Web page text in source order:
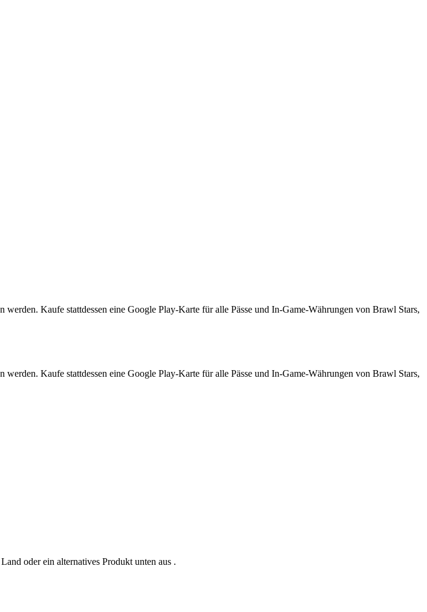
werden. Kaufe stattdessen eine Google Play-Karte für alle Pässe und In-Game-Währungen von Brawl Stars,
werden. Kaufe stattdessen eine Google Play-Karte für alle Pässe und In-Game-Währungen von Brawl Stars,
oder ein alternatives Produkt unten aus .